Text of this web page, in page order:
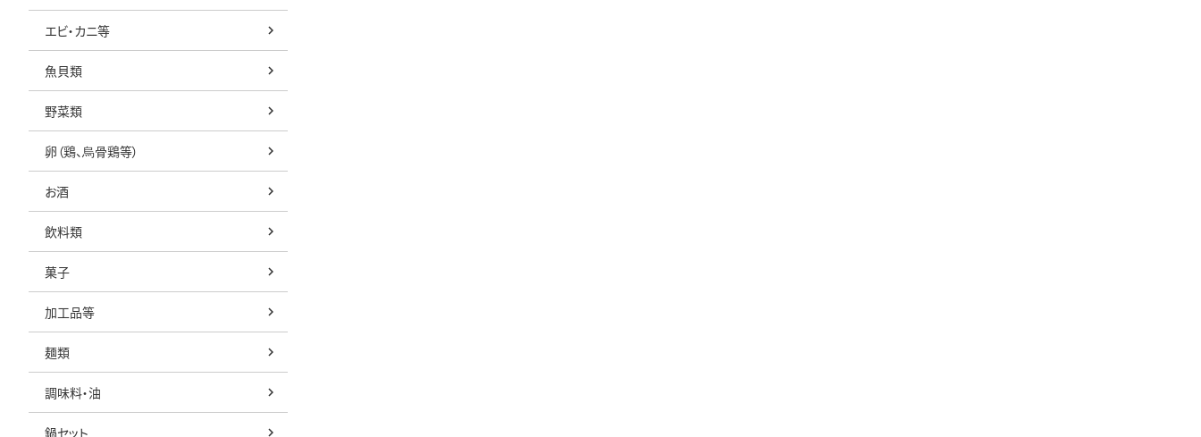
エビ・カニ等
魚貝類
野菜類
卵（鶏、烏骨鶏等）
お酒
飲料類
菓子
加工品等
麺類
調味料・油
鍋セット